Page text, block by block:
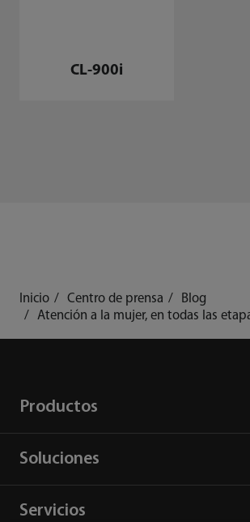
CL-900i
Inicio Centro de prensa
Blog
Atención a la mujer, en todas las
Productos
Soluciones
Servicios